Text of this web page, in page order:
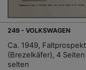
249 - VOLKSWAGEN
Ca. 1949,
(Brezelkäfer), 4
selten